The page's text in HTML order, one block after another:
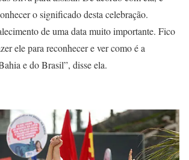
o significado desta celebração.
de uma data muito importante. Fico
ele para reconhecer e ver como é a
e do Brasil”, disse ela.